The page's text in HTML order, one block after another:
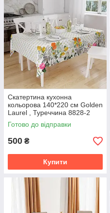
Скатертина кухонна
кольорова 140*220 cм Golden
Laurel , Туреччина 8828-2
Готово до відправки
500 ₴
Купити